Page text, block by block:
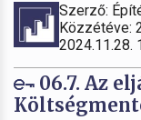
Szerző:
Közzétéve:
2024.11.28.
06.7. Az